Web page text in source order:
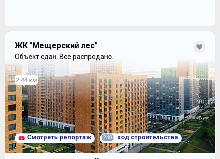
ЖК "Мещерский лес"
Объект сдан. Всё распродано.
2.44 км
Смотреть репортаж 248 ход строительства